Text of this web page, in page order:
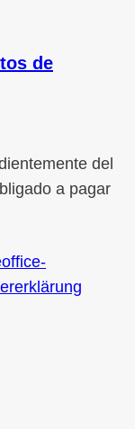
de
del
a pagar